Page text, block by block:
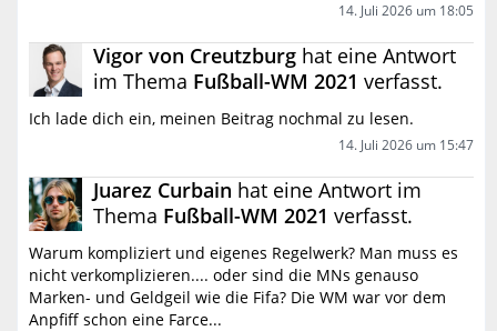
14. Juli 2026 um 18:05
Vigor von Creutzburg hat eine Antwort
im Thema Fußball-WM 2021 verfasst.
Ich lade dich ein, meinen Beitrag nochmal zu lesen.
14. Juli 2026 um 15:47
Juarez Curbain hat eine Antwort im
Thema Fußball-WM 2021 verfasst.
Warum kompliziert und eigenes Regelwerk? Man muss es
nicht verkomplizieren.... oder sind die MNs genauso
Marken- und Geldgeil wie die Fifa? Die WM war vor dem
Anpfiff schon eine Farce...